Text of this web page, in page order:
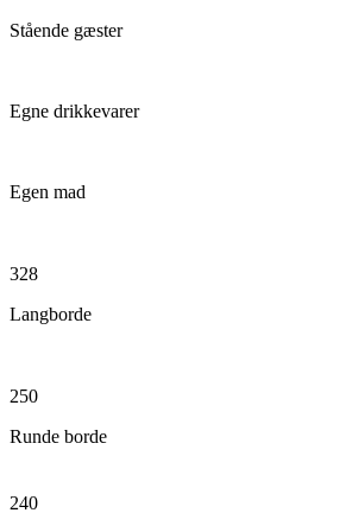
Stående gæster
Egne drikkevarer
Egen mad
328
Langborde
250
Runde borde
240